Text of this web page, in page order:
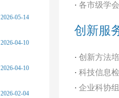
2026-05-14
2026-04-10
2026-04-10
2026-02-04
· 各市级学
创新服
· 创新方法培
· 科技信息
· 企业科协